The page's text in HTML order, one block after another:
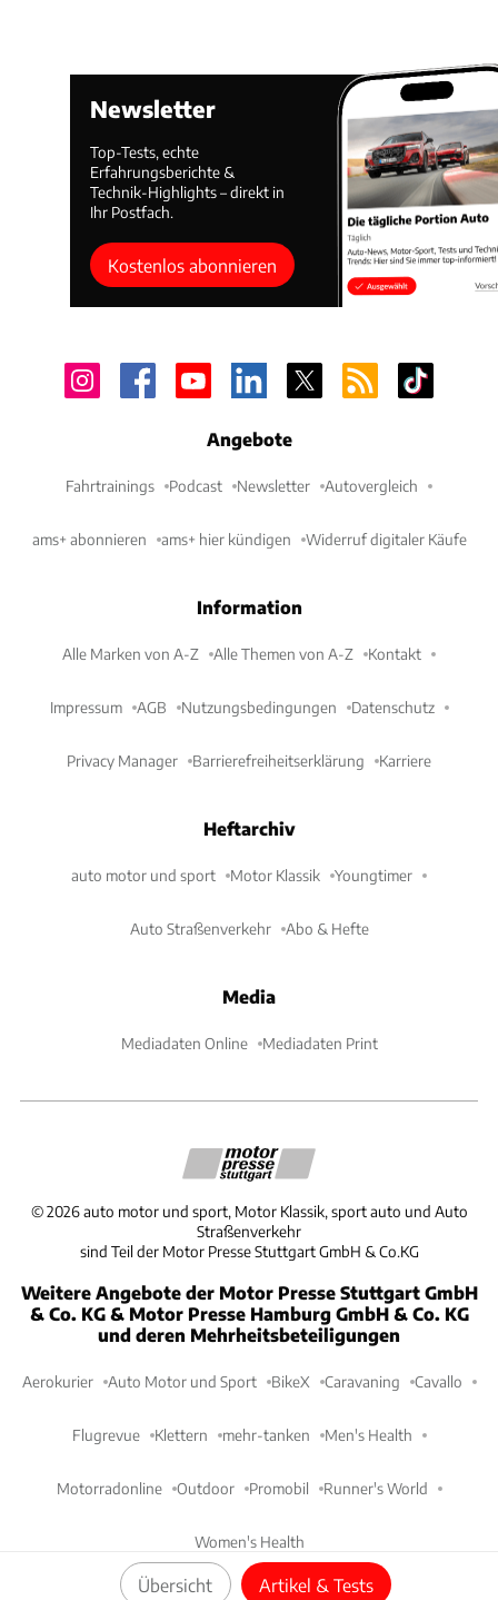
Übersicht Artikel & Tests
Newsletter
Top-Tests, echte
Erfahrungsberichte &
Technik-Highlights – direkt in
Ihr Postfach.
Kostenlos abonnieren
Angebote
Fahrtrainings Podcast Newsletter Autovergleich
ams+ abonnieren ams+ hier kündigen Widerruf digitaler Käufe
Information
Alle Marken von A-Z Alle Themen von A-Z Kontakt
Impressum AGB Nutzungsbedingungen Datenschutz
Privacy Manager Barrierefreiheitserklärung Karriere
Heftarchiv
auto motor und sport Motor Klassik Youngtimer
Auto Straßenverkehr Abo & Hefte
Media
Mediadaten Online Mediadaten Print
©2026 auto motor und sport, Motor Klassik, sport auto und Auto
Straßenverkehr
sind Teil der Motor Presse Stuttgart GmbH & Co.KG
Weitere Angebote der Motor Presse Stuttgart GmbH
& Co. KG & Motor Presse Hamburg GmbH & Co. KG
und deren Mehrheitsbeteiligungen
Aerokurier Auto Motor und Sport BikeX Caravaning Cavallo
Flugrevue Klettern mehr-tanken Men's Health
Motorradonline Outdoor Promobil Runner's World
Women's Health